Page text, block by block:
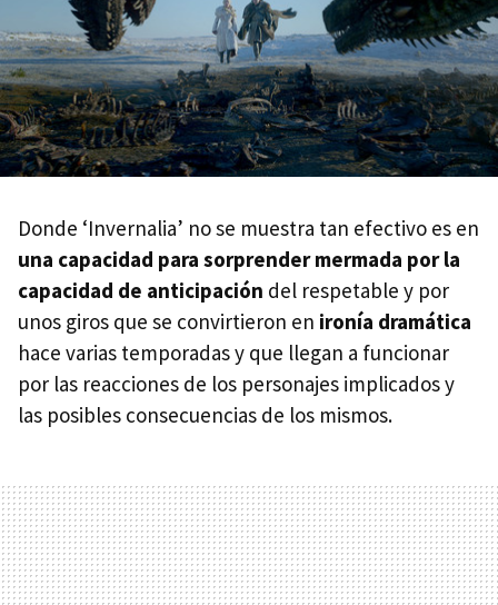
Donde ‘Invernalia’ no se muestra tan efectivo es en
una capacidad para sorprender mermada por la
capacidad de anticipación del respetable y por
unos giros que se convirtieron en ironía dramática
hace varias temporadas y que llegan a funcionar
por las reacciones de los personajes implicados y
las posibles consecuencias de los mismos.